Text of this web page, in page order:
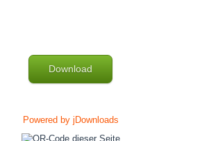
Download
Powered by jDownloads